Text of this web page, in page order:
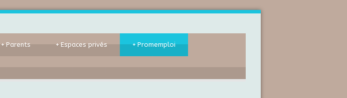
Parents
+ Espaces privés
+ Promemploi
+